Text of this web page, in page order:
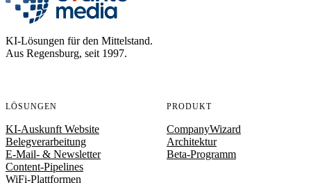
KI-Lösungen für den Mittelstand.
Aus Regensburg, seit 1997.
LÖSUNGEN
KI-Auskunft Website
Belegverarbeitung
E-Mail- & Newsletter
Content-Pipelines
WiFi-Plattformen
PRODUKT
CompanyWizard
Architektur
Beta-Programm